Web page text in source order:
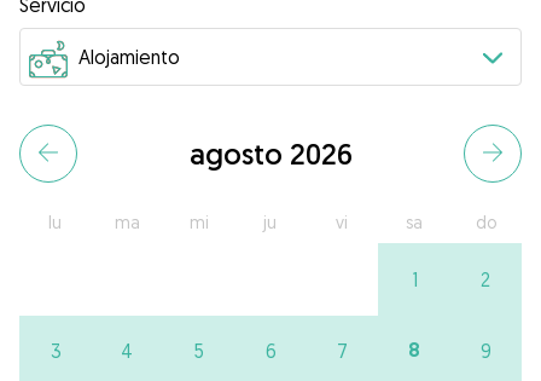
Servicio
agosto 2026
lu ma mi ju vi sa do
1 2
3 4 5 6 7 8 9